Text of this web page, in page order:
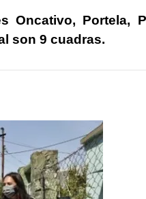
Oncativo, Portela,
son 9 cuadras.